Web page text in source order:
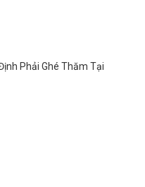
Phải Ghé Thăm Tại